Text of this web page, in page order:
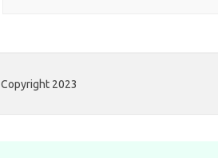
Copyright 2023